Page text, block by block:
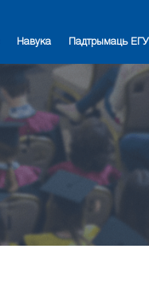
Навука Падтрымаць ЕГУ